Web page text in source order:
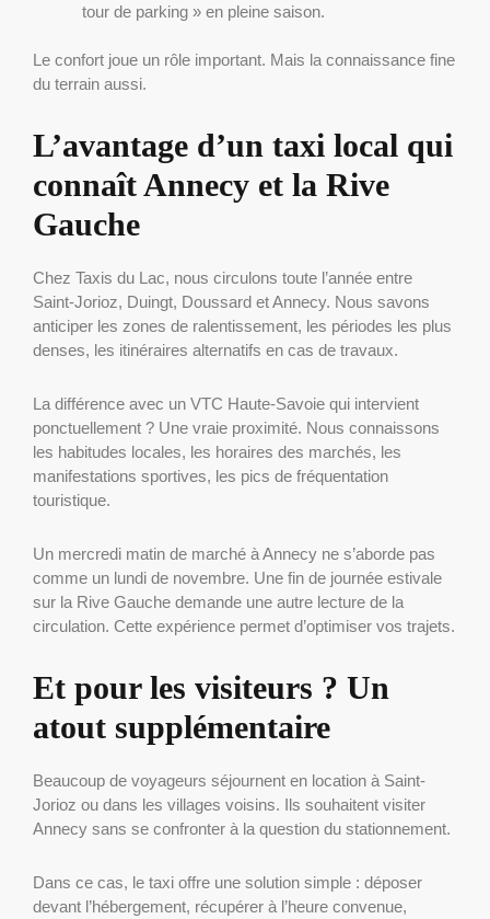
tour de parking » en pleine saison.
Le confort joue un rôle important. Mais la connaissance fine
du terrain aussi.
L’avantage d’un taxi local qui
connaît Annecy et la Rive
Gauche
Chez Taxis du Lac, nous circulons toute l’année entre
Saint-Jorioz, Duingt, Doussard et Annecy. Nous savons
anticiper les zones de ralentissement, les périodes les plus
denses, les itinéraires alternatifs en cas de travaux.
La différence avec un VTC Haute-Savoie qui intervient
ponctuellement ? Une vraie proximité. Nous connaissons
les habitudes locales, les horaires des marchés, les
manifestations sportives, les pics de fréquentation
touristique.
Un mercredi matin de marché à Annecy ne s’aborde pas
comme un lundi de novembre. Une fin de journée estivale
sur la Rive Gauche demande une autre lecture de la
circulation. Cette expérience permet d’optimiser vos trajets.
Et pour les visiteurs ? Un
atout supplémentaire
Beaucoup de voyageurs séjournent en location à Saint-
Jorioz ou dans les villages voisins. Ils souhaitent visiter
Annecy sans se confronter à la question du stationnement.
Dans ce cas, le taxi offre une solution simple : déposer
devant l’hébergement, récupérer à l’heure convenue,